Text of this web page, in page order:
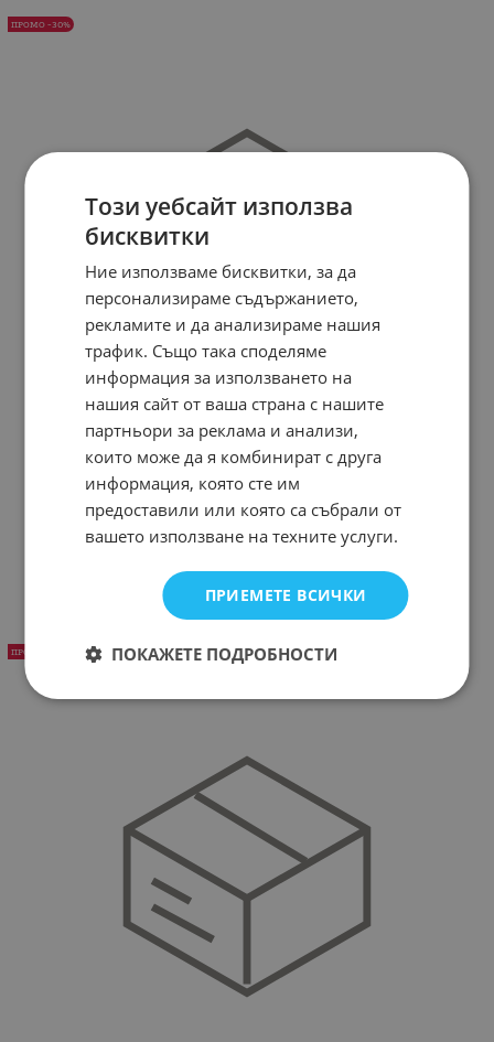
Рокля с яка и панделка
35.28 24.70 48.31 лв.
Варианти
ПРОМО -30%
ПРОМО -30%
Този уебсайт използва
бисквитки
Ние използваме бисквитки, за да
персонализираме съдържанието,
рекламите и да анализираме нашия
трафик. Също така споделяме
информация за използването на
нашия сайт от ваша страна с нашите
партньори за реклама и анализи,
които може да я комбинират с друга
информация, която сте им
предоставили или която са събрали от
вашето използване на техните услуги.
ПРИЕМЕТЕ ВСИЧКИ
ПОКАЖЕТЕ ПОДРОБНОСТИ